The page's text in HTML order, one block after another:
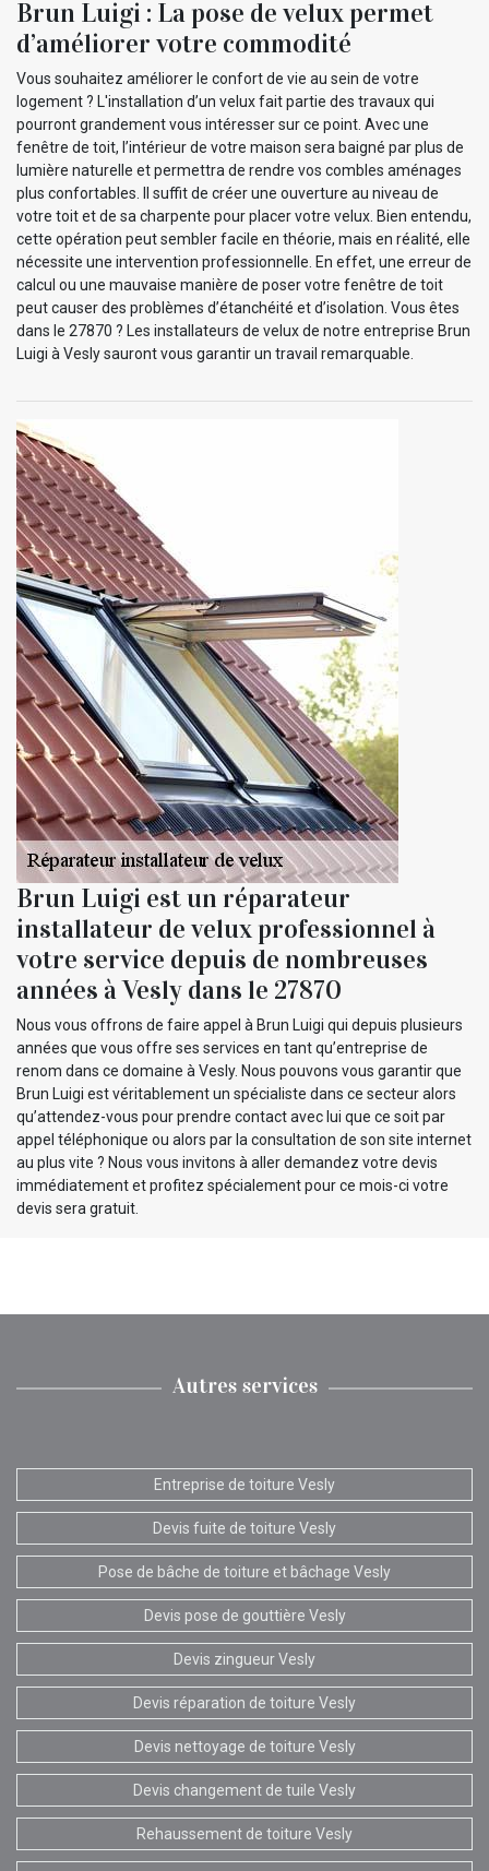
Brun Luigi : La pose de velux permet
d’améliorer votre commodité
Vous souhaitez améliorer le confort de vie au sein de votre
logement ? L'installation d’un velux fait partie des travaux qui
pourront grandement vous intéresser sur ce point. Avec une
fenêtre de toit, l’intérieur de votre maison sera baigné par plus de
lumière naturelle et permettra de rendre vos combles aménages
plus confortables. Il suffit de créer une ouverture au niveau de
votre toit et de sa charpente pour placer votre velux. Bien entendu,
cette opération peut sembler facile en théorie, mais en réalité, elle
nécessite une intervention professionnelle. En effet, une erreur de
calcul ou une mauvaise manière de poser votre fenêtre de toit
peut causer des problèmes d’étanchéité et d’isolation. Vous êtes
dans le 27870 ? Les installateurs de velux de notre entreprise Brun
Luigi à Vesly sauront vous garantir un travail remarquable.
Brun Luigi est un réparateur
installateur de velux professionnel à
votre service depuis de nombreuses
années à Vesly dans le 27870
Nous vous offrons de faire appel à Brun Luigi qui depuis plusieurs
années que vous offre ses services en tant qu’entreprise de
renom dans ce domaine à Vesly. Nous pouvons vous garantir que
Brun Luigi est véritablement un spécialiste dans ce secteur alors
qu’attendez-vous pour prendre contact avec lui que ce soit par
appel téléphonique ou alors par la consultation de son site internet
au plus vite ? Nous vous invitons à aller demandez votre devis
immédiatement et profitez spécialement pour ce mois-ci votre
devis sera gratuit.
Autres services
Entreprise de toiture Vesly
Devis fuite de toiture Vesly
Pose de bâche de toiture et bâchage Vesly
Devis pose de gouttière Vesly
Devis zingueur Vesly
Devis réparation de toiture Vesly
Devis nettoyage de toiture Vesly
Devis changement de tuile Vesly
Rehaussement de toiture Vesly